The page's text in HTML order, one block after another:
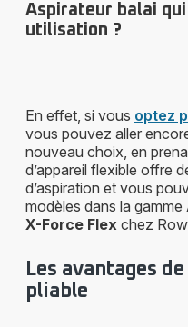
Aspirateur balai
utilisation ?
En effet, si vous optez
vous pouvez aller
nouveau choix, en
d’appareil flexible offre
d’aspiration et vous
modèles dans la gamme
X-Force Flex chez
Les avantages
pliable